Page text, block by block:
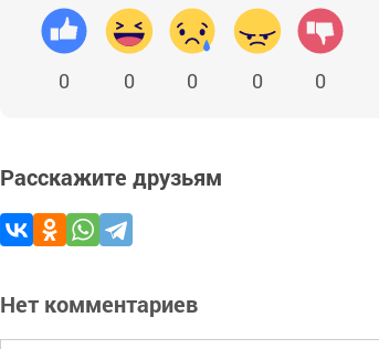
0 0 0 0 0
Расскажите друзьям
Нет комментариев